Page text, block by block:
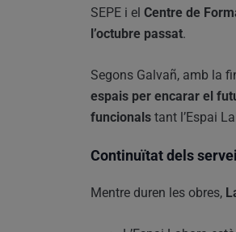
SEPE i el Centre de
l’octubre passat.
Segons Galvañ, amb la
espais per encarar el
funcionals tant l’Espai
Continuïtat dels
Mentre duren les obres,